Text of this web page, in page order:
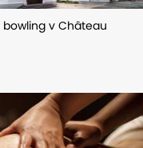
v Château